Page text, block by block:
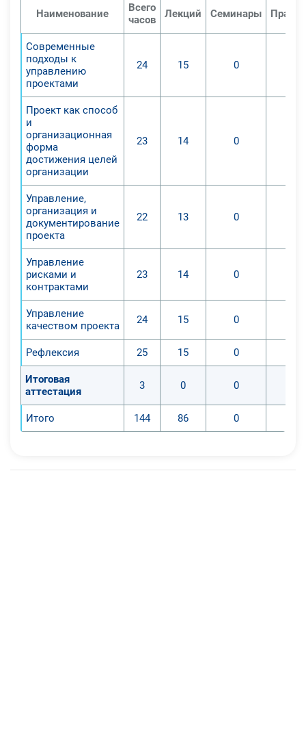
Наименование
Всего
часов
Лекций Семинары
Современные
подходы к
управлению
проектами
24 15 0
Проект как способ
и
организационная
форма
достижения целей
организации
23 14 0
Управление,
организация и
документирование
проекта
22 13 0
Управление
рисками и
контрактами
23 14 0
Управление
качеством проекта
24 15 0
Рефлексия 25 15 0
Итоговая
аттестация
3 0 0
Итого 144 86 0